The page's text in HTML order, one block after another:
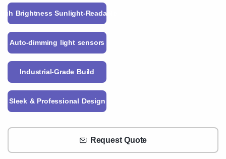
Brightness Sunlight-Readable
Auto-dimming light sensors
Industrial-Grade Build
Sleek & Professional Design
Request Quote